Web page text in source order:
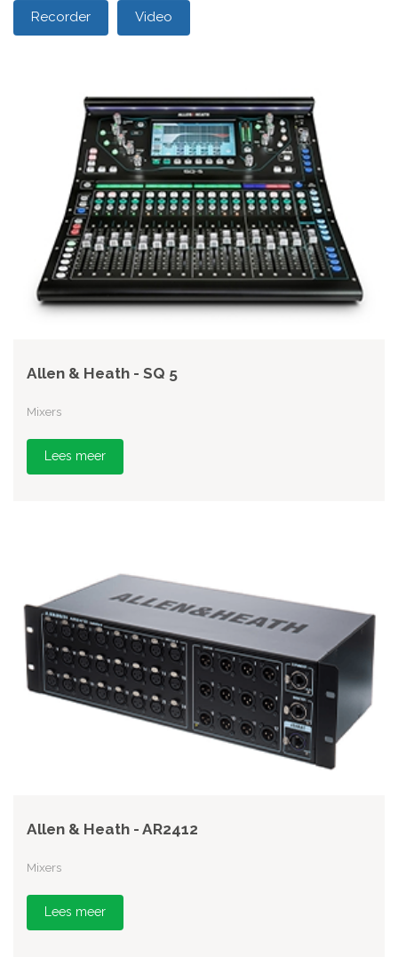
Recorder Video
Allen & Heath - SQ 5
Mixers
Lees meer
Allen & Heath - AR2412
Mixers
Lees meer